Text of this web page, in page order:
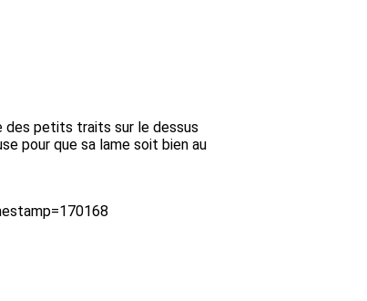
des petits traits sur le dessus
pour que sa lame soit bien au